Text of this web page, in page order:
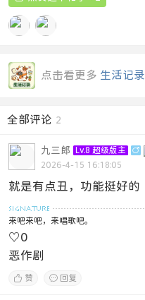
点击看更多 生活记录
全部评论 2
九三郎 Lv.8 超级版主 
2026-4-15 16:18:05
就是有点丑，功能挺好的
来吧来吧，来唱歌吧。
♡0
恶作剧
 赞  回复